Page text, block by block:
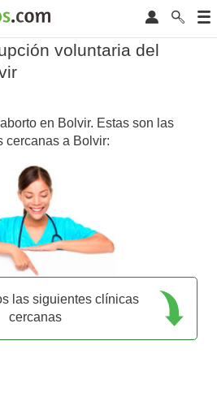
voluntaria del
en Bolvir. Estas son las
cercanas a Bolvir:
las siguientes clínicas
cercanas